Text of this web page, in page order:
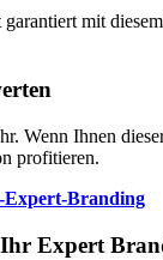
mit
Wenn Ihnen
profitieren.
Expert